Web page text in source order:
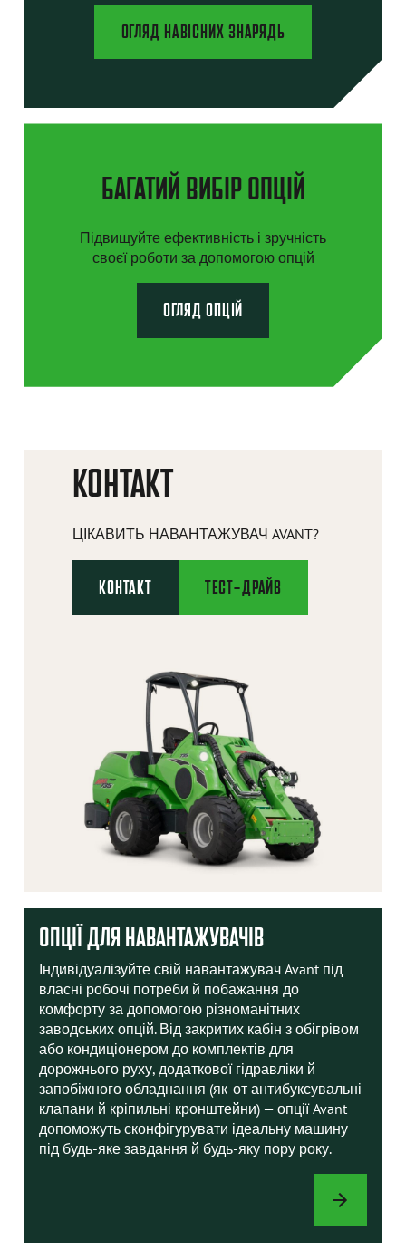
ОГЛЯД НАВІСНИХ ЗНАРЯДЬ
БАГАТИЙ ВИБІР ОПЦІЙ
Підвищуйте ефективність і зручність
своєї роботи за допомогою опцій
ОГЛЯД ОПЦІЙ
КОНТАКТ
ЦІКАВИТЬ НАВАНТАЖУВАЧ AVANT?
КОНТАКТ ТЕСТ-ДРАЙВ
ОПЦІЇ ДЛЯ НАВАНТАЖУВАЧІВ
Індивідуалізуйте свій навантажувач Avant під
власні робочі потреби й побажання до
комфорту за допомогою різноманітних
заводських опцій. Від закритих кабін з обігрівом
або кондиціонером до комплектів для
дорожнього руху, додаткової гідравліки й
запобіжного обладнання (як-от антибуксувальні
клапани й кріпильні кронштейни) — опції Avant
допоможуть сконфігурувати ідеальну машину
під будь-яке завдання й будь-яку пору року.
ОПЦІЇ